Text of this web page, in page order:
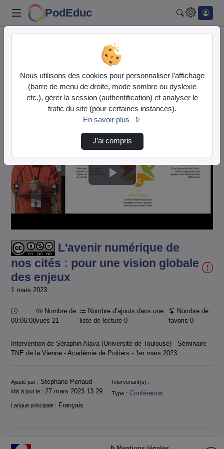
PodEduc
L'avenir numérique de nos cités : pour une v…
Cette vidéo est en modebrouillon.
Lire
la
vidéo
L'avenir numérique de
nos cités : pour une vision globale
des enjeux
1 mars 2023
Durée :
00:06:08
Nombre de
vues 21
Nombre d’ajouts dans une
liste de lecture 0
Nombre de
favoris 0
Intervention de Séraphin Alava (Université de Toulouse) - Séminaire
TNE de la Vienne - Académie de Poitiers - 1er mars 2023.
Informations
Ajouté par : Stephane Penaud
Intervenant(s) :
Mis à jour le : 27 mars 2023 13:29 Type : Conférence
Langue principale : Français
Nous utilisons des cookies pour personnaliser l’affichage
(barre de menu de droite, mode sombre ou dyslexie
etc.), gérer la session (authentification) et analyser le
trafic du site (pour certaines instances).
En savoir plus
J’ai compris